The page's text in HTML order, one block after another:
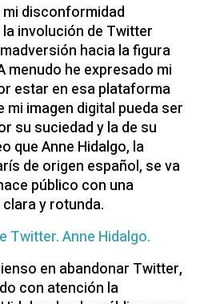
disconformidad
involución de Twitter
hacia la figura
menudo he expresado mi
estar en esa plataforma
mi imagen digital pueda ser
su suciedad y la de su
que Anne Hidalgo, la
de origen español, se va
público con una
y rotunda.
Twitter. Anne Hidalgo.
en abandonar Twitter,
con atención la